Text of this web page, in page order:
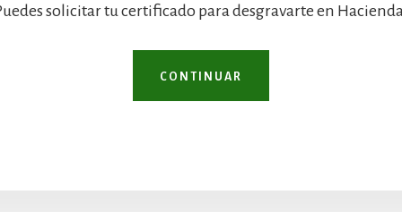
solicitar tu certificado para desgravarte en
CONTINUAR